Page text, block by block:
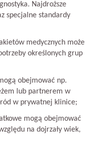
Najdroższe
specjalne standardy
medycznych może
określonych grup
obejmować np.
lub partnerem w
w prywatnej klinice;
mogą obejmować
na dojrzały wiek,